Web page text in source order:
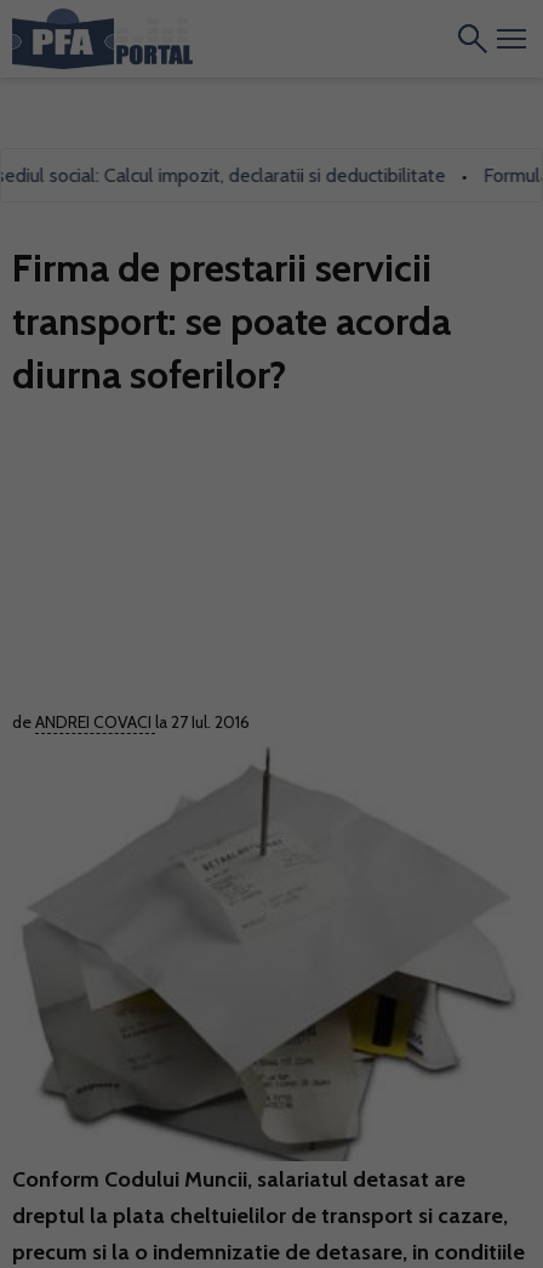
social: Calcul impozit, declaratii si deductibilitate •
Firma de prestarii servicii
transport: se poate acorda
diurna soferilor?
deANDREI COVACI la 27 Iul. 2016
Conform Codului Muncii, salariatul detasat are
dreptul la plata cheltuielilor de transport si cazare,
precum si la o indemnizatie de detasare, in conditiile